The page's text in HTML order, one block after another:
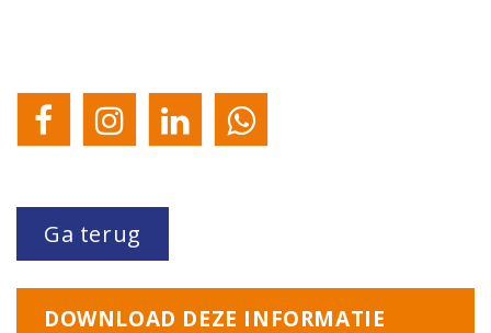
Ga terug
DOWNLOAD DEZE INFORMATIE